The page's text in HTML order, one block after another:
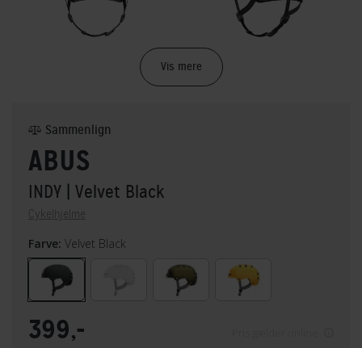
Vis mere
ABUS
INDY | Velvet Black
Cykelhjelme
Sammenlign
Farve: Velvet Black
399,-